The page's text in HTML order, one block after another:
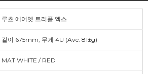
루츠 에어멧 트리플 엑스
길이 675mm, 무게 4U (Ave. 81±g)
MAT WHITE / RED